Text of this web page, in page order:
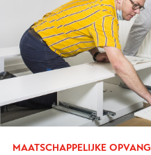
MAATSCHAPPELIJKE OPVANG